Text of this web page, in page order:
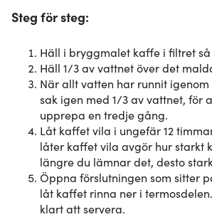
Steg för steg:
Häll i bryggmalet kaffe i filtret
Häll 1/3 av vattnet över det
När allt vatten har runnit
sak igen med 1/3 av vattnet, för
upprepa en tredje gång.
Låt kaffet vila i ungefär 12
låter kaffet vila avgör hur starkt
längre du lämnar det, desto
Öppna förslutningen som sitter
låt kaffet rinna ner i
klart att servera.